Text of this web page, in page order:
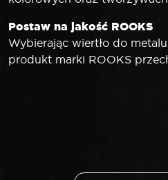
Postaw na jakość ROOKS
Wybierając wiertło do
produkt marki ROOKS